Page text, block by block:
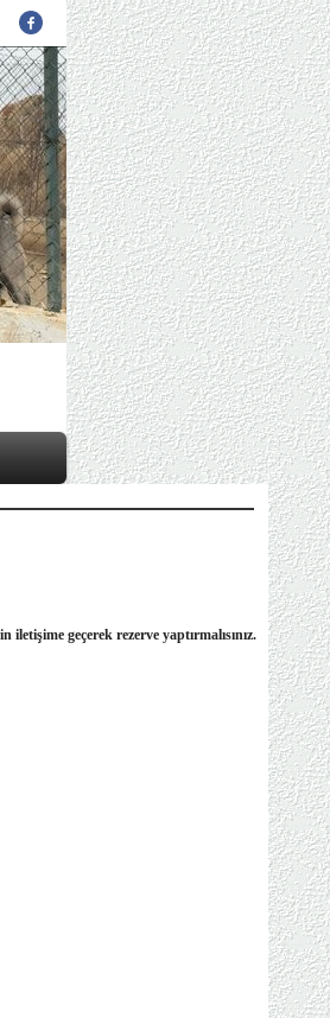
iletişime geçerek rezerve yaptırmalısınız.